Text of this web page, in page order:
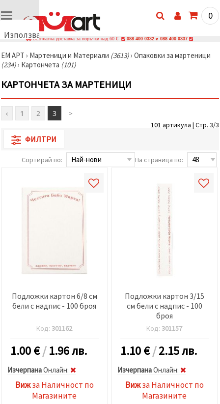
Използваме
🍪
Използваме
и подобни
технологии,
за да
осигурим
правилната
работа на
подобрим
твоето
и, с твое
съгласие,
трафика и
партньори
маркетинг.
Можеш да
използваме
всички
"бисквитки"
натиснеш
всички!"
0
Безплатна доставка за поръчки над 60 € 088 400 0332 и 088 400 0337
ЕМ АРТ › Мартеници и Материали (3613)› Опаковки за мартеници
(234)› Картончета (101)
КАРТОНЧЕТА ЗА МАРТЕНИЦИ
‹ 1 2 3 >
101 артикула | Стр. 3/3
ФИЛТРИ
Сортирай по: На страница по:
Подложки картон 6/8 см
бели с надпис - 100 броя
Код:301162
1.00€/1.96 лв.
ИзчерпанаOнлайн:
Вижза Наличност по
Магазините
Подложки картон 3/15
см бели с надпис - 100
броя
Код:301157
1.10€/2.15 лв.
ИзчерпанаOнлайн:
Вижза Наличност по
Магазините